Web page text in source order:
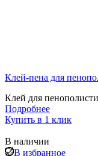
Клей-пена для
Клей для
Подробнее
Купить в 1 клик
В наличии
В избранное